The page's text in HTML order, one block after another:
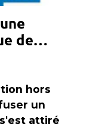
de
hors
un
attiré